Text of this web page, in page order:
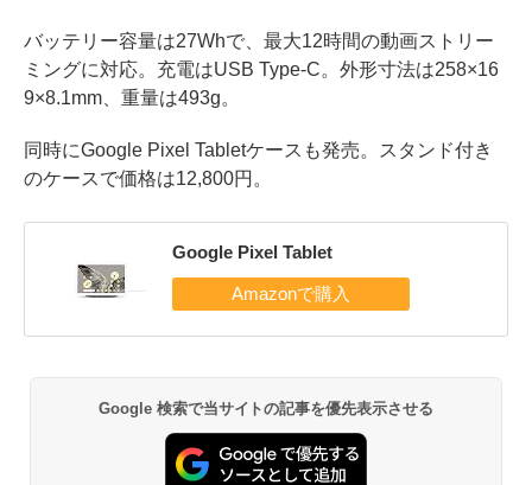
バッテリー容量は27Whで、最大12時間の動画ストリー
ミングに対応。充電はUSB Type-C。外形寸法は258×16
9×8.1mm、重量は493g。
同時にGoogle Pixel Tabletケースも発売。スタンド付き
のケースで価格は12,800円。
Google Pixel Tablet
Google 検索で当サイトの記事を優先表示させる